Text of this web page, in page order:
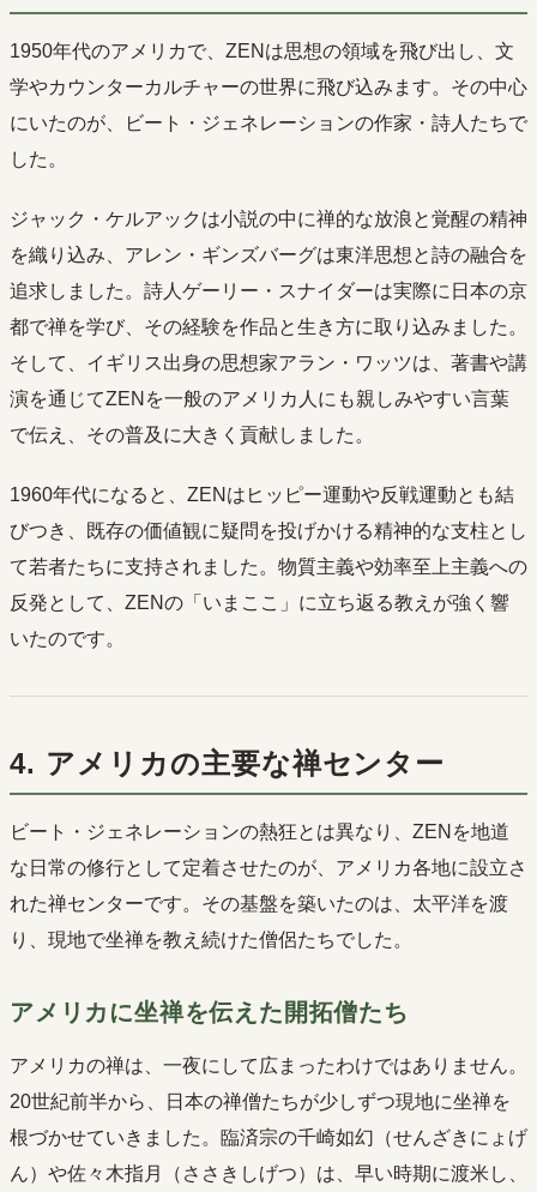
1950年代のアメリカで、ZENは思想の領域を飛び出し、文
学やカウンターカルチャーの世界に飛び込みます。その中心
にいたのが、ビート・ジェネレーションの作家・詩人たちで
した。
ジャック・ケルアックは小説の中に禅的な放浪と覚醒の精神
を織り込み、アレン・ギンズバーグは東洋思想と詩の融合を
追求しました。詩人ゲーリー・スナイダーは実際に日本の京
都で禅を学び、その経験を作品と生き方に取り込みました。
そして、イギリス出身の思想家アラン・ワッツは、著書や講
演を通じてZENを一般のアメリカ人にも親しみやすい言葉
で伝え、その普及に大きく貢献しました。
1960年代になると、ZENはヒッピー運動や反戦運動とも結
びつき、既存の価値観に疑問を投げかける精神的な支柱とし
て若者たちに支持されました。物質主義や効率至上主義への
反発として、ZENの「いまここ」に立ち返る教えが強く響
いたのです。
4. アメリカの主要な禅センター
ビート・ジェネレーションの熱狂とは異なり、ZENを地道
な日常の修行として定着させたのが、アメリカ各地に設立さ
れた禅センターです。その基盤を築いたのは、太平洋を渡
り、現地で坐禅を教え続けた僧侶たちでした。
アメリカに坐禅を伝えた開拓僧たち
アメリカの禅は、一夜にして広まったわけではありません。
20世紀前半から、日本の禅僧たちが少しずつ現地に坐禅を
根づかせていきました。臨済宗の千崎如幻（せんざきにょげ
ん）や佐々木指月（ささきしげつ）は、早い時期に渡米し、